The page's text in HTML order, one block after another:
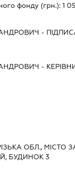
фонду (грн.):1
-
-
ОБЛ., МІСТО
БУДИНОК 3